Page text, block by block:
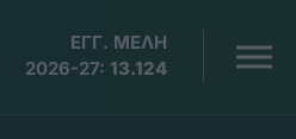
ΕΓΓ. ΜΕΛΗ
2026-27: 13.124